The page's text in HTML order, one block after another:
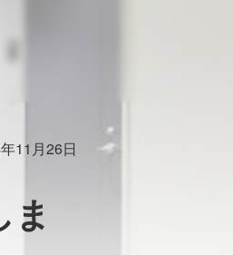
11月26日